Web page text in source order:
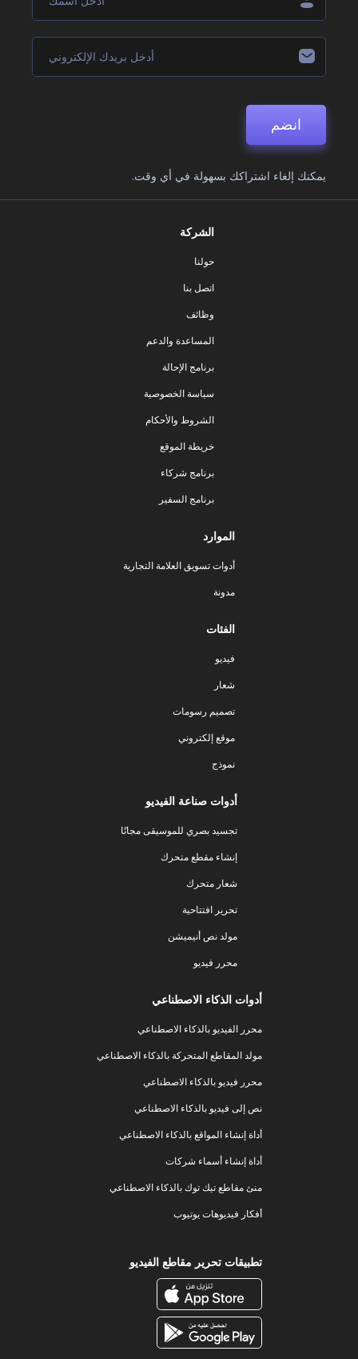
انضم
يمكنك إلغاء اشتراكك بسهولة في أي وقت.
الشركة
حولنا
اتصل بنا
وظائف
المساعدة والدعم
برنامج الإحالة
سياسة الخصوصية
الشروط والأحكام
خريطة الموقع
برنامج شركاء
برنامج السفير
الموارد
أدوات تسويق العلامة التجارية
مدونة
الفئات
فيديو
شعار
تصميم رسومات
موقع إلكتروني
نموذج
أدوات صناعة الفيديو
تجسيد بصري للموسيقى مجانًا
إنشاء مقطع متحرك
شعار متحرك
تحرير افتتاحية
مولد نص أنيميشن
محرر فيديو
أدوات الذكاء الاصطناعي
محرر الفيديو بالذكاء الاصطناعي
مولد المقاطع المتحركة بالذكاء الاصطناعي
محرر فيديو بالذكاء الاصطناعي
نص إلى فيديو بالذكاء الاصطناعي
أداة إنشاء المواقع بالذكاء الاصطناعي
أداة إنشاء أسماء شركات
منئ مقاطع تيك توك بالذكاء الاصطناعي
أفكار فيديوهات يوتيوب
تطبيقات تحرير مقاطع الفيديو